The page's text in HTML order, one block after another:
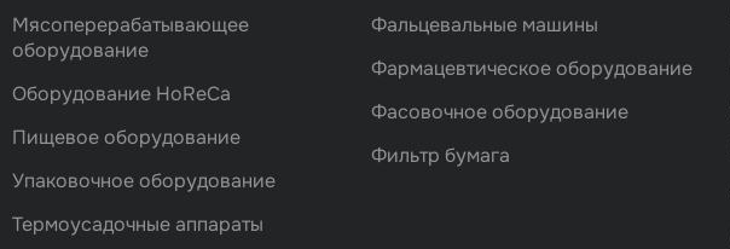
Мясоперерабатывающее
оборудование
Оборудование HoReCa
Пищевое оборудование
Упаковочное оборудование
Термоусадочные аппараты
Фальцевальные машины
Фармацевтическое оборудование
Фасовочноe оборудование
Фильтр бумага